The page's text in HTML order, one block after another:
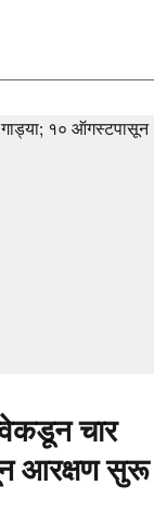
चार
आरक्षण सुरू